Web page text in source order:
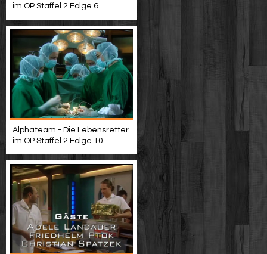
im OP Staffel 2 Folge 6
Alphateam - Die Lebensretter
im OP Staffel 2 Folge 10